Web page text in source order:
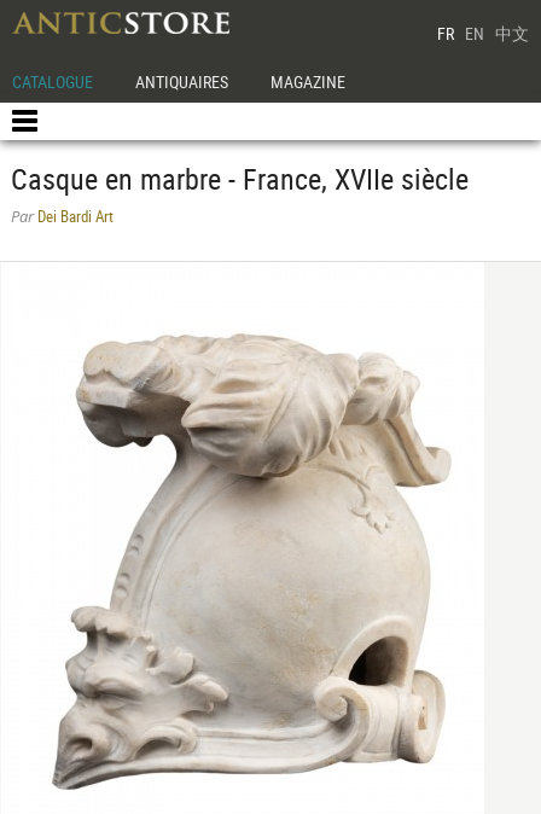
FR EN 中文
CATALOGUE ANTIQUAIRES MAGAZINE
Casque en marbre - France, XVIIe siècle
ParDei Bardi Art